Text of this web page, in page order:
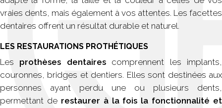
vraies dents, mais également à vos attentes. Les facettes
dentaires offrent un résultat durable et naturel.
LES RESTAURATIONS PROTHÉTIQUES
Les prothèses dentairescomprennent les implants,
couronnes, bridges et dentiers. Elles sont destinées aux
personnes ayant perdu une ou plusieurs dents,
permettant de restaurer à la fois la fonctionnalité et